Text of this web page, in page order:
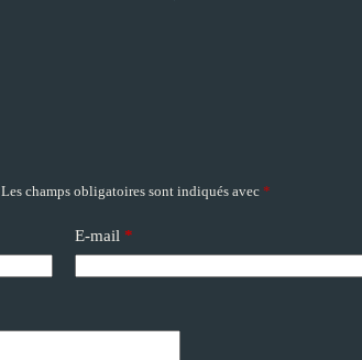
Les champs obligatoires sont indiqués avec *
E-mail *